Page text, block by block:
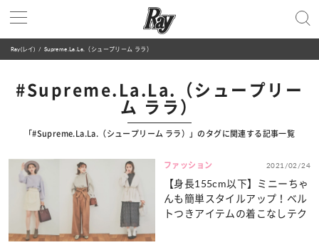
Ray(レイ) Supreme.La.La.（シュープリーム ララ）
#Supreme.La.La.（シュープリー
ム ララ）
「#Supreme.La.La.（シュープリーム ララ）」のタグに関連する記事一覧
ファッション 2021/02/24
【身長155cm以下】ミニーちゃ
んも簡単スタイルアップ！ベル
トつきアイテムの着こなしテク